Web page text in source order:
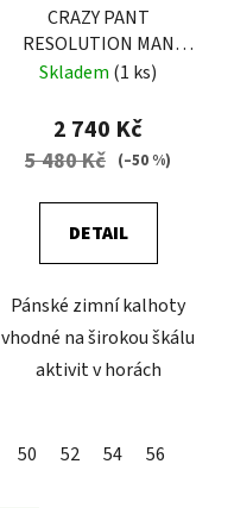
CRAZY PANT
RESOLUTION MAN
EARLY-BLACK
Skladem (1 ks)
2 740 Kč
5 480 Kč (–50 %)
DETAIL
Pánské zimní kalhoty
vhodné na širokou škálu
aktivit v horách
50 52 54 56